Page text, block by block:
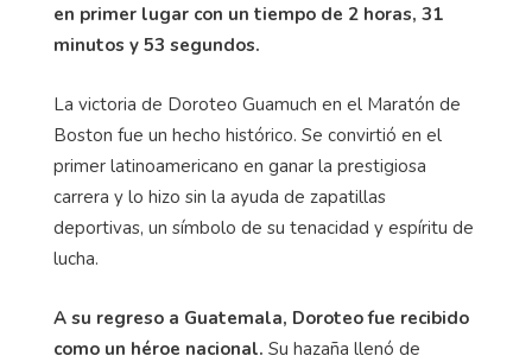
en primer lugar con un tiempo de 2 horas, 31
minutos y 53 segundos.
La victoria de Doroteo Guamuch en el Maratón de
Boston fue un hecho histórico. Se convirtió en el
primer latinoamericano en ganar la prestigiosa
carrera y lo hizo sin la ayuda de zapatillas
deportivas, un símbolo de su tenacidad y espíritu de
lucha.
A su regreso a Guatemala, Doroteo fue recibido
como un héroe nacional. Su hazaña llenó de